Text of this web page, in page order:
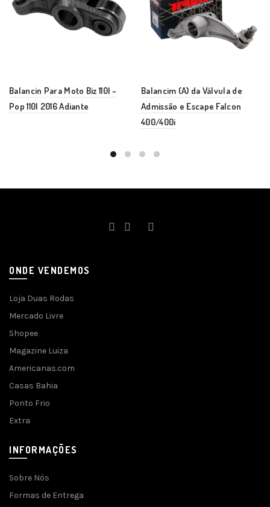
Balancin Para Moto Biz 110I –
Pop 110I 2016 Adiante
Balancim (A) da Válvula de
Admissão e Escape Falcon
400/400i
ONDE VENDEMOS
Loja Duas Rodas
Mercado Livre
Shopee
Magazine Luiza
Americanas.com
Casas Bahia
Ponto Frio
Extra
INFORMAÇÕES
Sobre Nós
Formas de Entrega